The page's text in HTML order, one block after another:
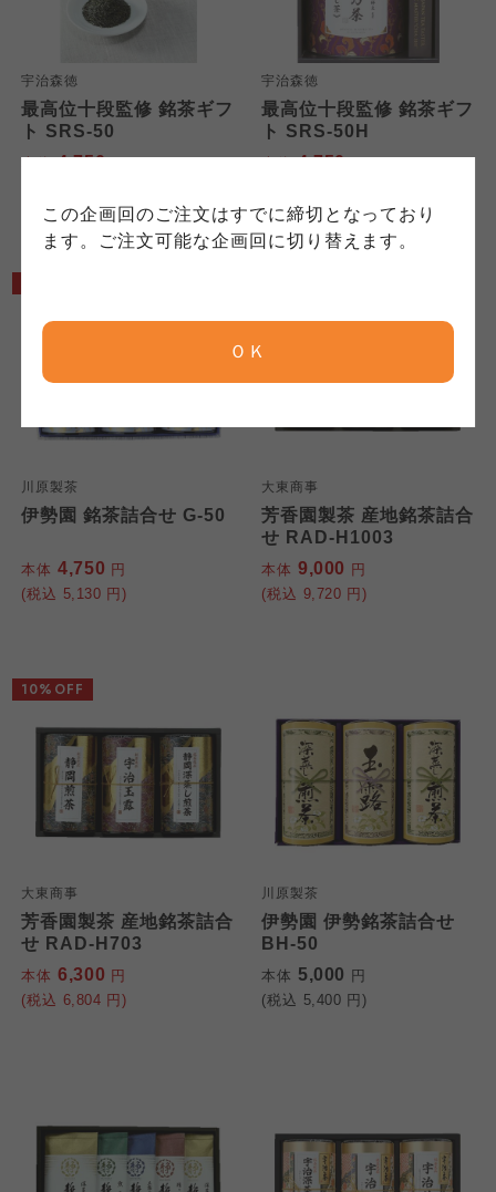
この企画回のご注文はすでに締切となっており
ます。ご注文可能な企画回に切り替えます。
ＯＫ
宇治森徳
最高位十段監修 銘茶ギフ
ト SRS-50
4,750
宇治森徳
最高位十段監修 銘茶ギフ
ト SRS-50H
4,750
川原製茶
伊勢園 銘茶詰合せ G-50
本体 4,750 円
(税込 5,130 円)
大東商事
芳香園製茶 産地銘茶詰合
せ RAD-H1003
本体 9,000 円
(税込 9,720 円)
大東商事
芳香園製茶 産地銘茶詰合
せ RAD-H703
本体 6,300 円
(税込 6,804 円)
10%OFF
川原製茶
伊勢園 伊勢銘茶詰合せ
BH-50
本体 5,000 円
(税込 5,400 円)
コープきんき事業連合が運営しています。ご自
身が加入されている生協が定める利用約款をご
確認のうえ、ご利用ください。なお、クチコミ
投稿については、利用約款の細則として規定さ
れています。
コープしが
ならコープ
おおさかパルコープ
よどがわ市民生協
大阪いずみ市民生協
連合、ならびに各生協の「個人情報保護方針」
にもどづいて、コープ事業連合が適切に管理を
コープ事業連合、ならびに各生協の「個人情報
保護方針」については各生協のボタンをクリッ
コープしが
ならコープ
よどがわ市民生協
コープきんき事業連合が運営しています。販売
責任者は、それぞれご利用の生協となります。
各生協の「特定商取引法に基づく表記につい
て」については各生協のボタンをクリックして
ご確認ください。
コープしが
ならコープ
おおさかパルコープ
よどがわ市民生協
大阪いずみ市民生協